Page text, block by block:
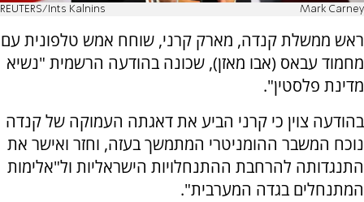
Mark Carney
REUTERS/Ints Kalnins
ראש ממשלת קנדה, מארק קרני, שוחח אמש טלפונית עם
מחמוד עבאס (אבו מאזן), שכונה בהודעה הרשמית "נשיא
מדינת פלסטין".
בהודעה צוין כי קרני הביע את דאגתה העמוקה של קנדה
נוכח המשבר ההומניטרי המתמשך בעזה, וחזר ואישר את
התנגדותה להרחבת ההתנחלויות הישראליות ול"אלימות
המתנחלים בגדה המערבית".